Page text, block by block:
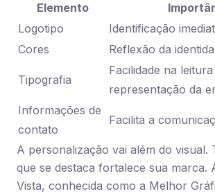
Elemento
Logotipo
Identificação
Cores
Reflexão da
Tipografia
Facilidade na leitura
representação da
Informações de
contato
Facilita a
A personalização vai além do visual.
que se destaca fortalece sua marca.
Vista, conhecida como a Melhor